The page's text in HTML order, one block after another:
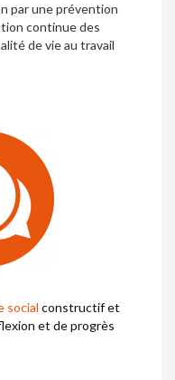
par une prévention
continue des
de vie au travail
social constructif et
et de progrès